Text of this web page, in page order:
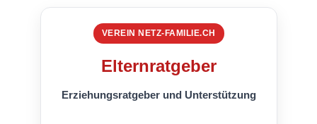
VEREIN NETZ-FAMILIE.CH
Elternratgeber
Erziehungsratgeber und Unterstützung